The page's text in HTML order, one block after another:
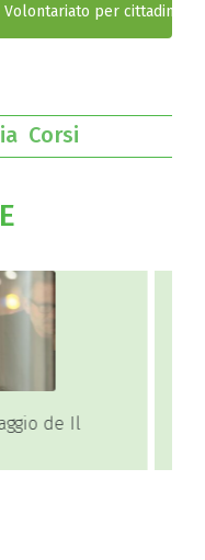
per cittadini
Corsi
Lombardia
e dedicati